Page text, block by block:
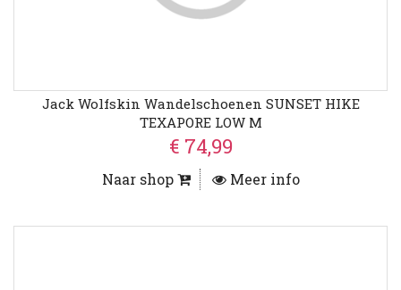
Jack Wolfskin Wandelschoenen SUNSET HIKE
TEXAPORE LOW M
€ 74,99
Naar shop Meer info